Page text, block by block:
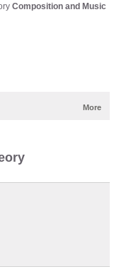
Composition and Music
More